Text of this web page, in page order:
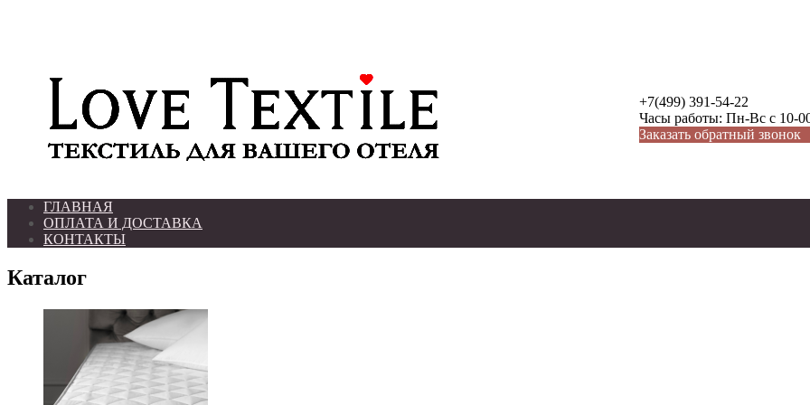
+7(499) 391-54-22
Часы работы: Пн-Вс с 10-
Заказать обратный звонок
ГЛАВНАЯ
ОПЛАТА И ДОСТАВКА
КОНТАКТЫ
Каталог